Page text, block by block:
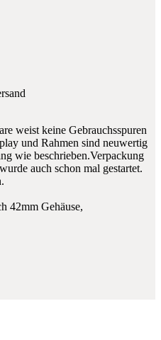
weist keine Gebrauchsspuren
und Rahmen sind neuwertig
wie beschrieben.Verpackung
auch schon mal gestartet.
42mm Gehäuse,